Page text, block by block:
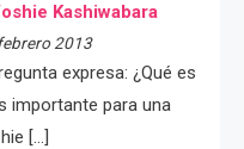
Kashiwabara
2013
expresa: ¿Qué es
importante para una
[…]